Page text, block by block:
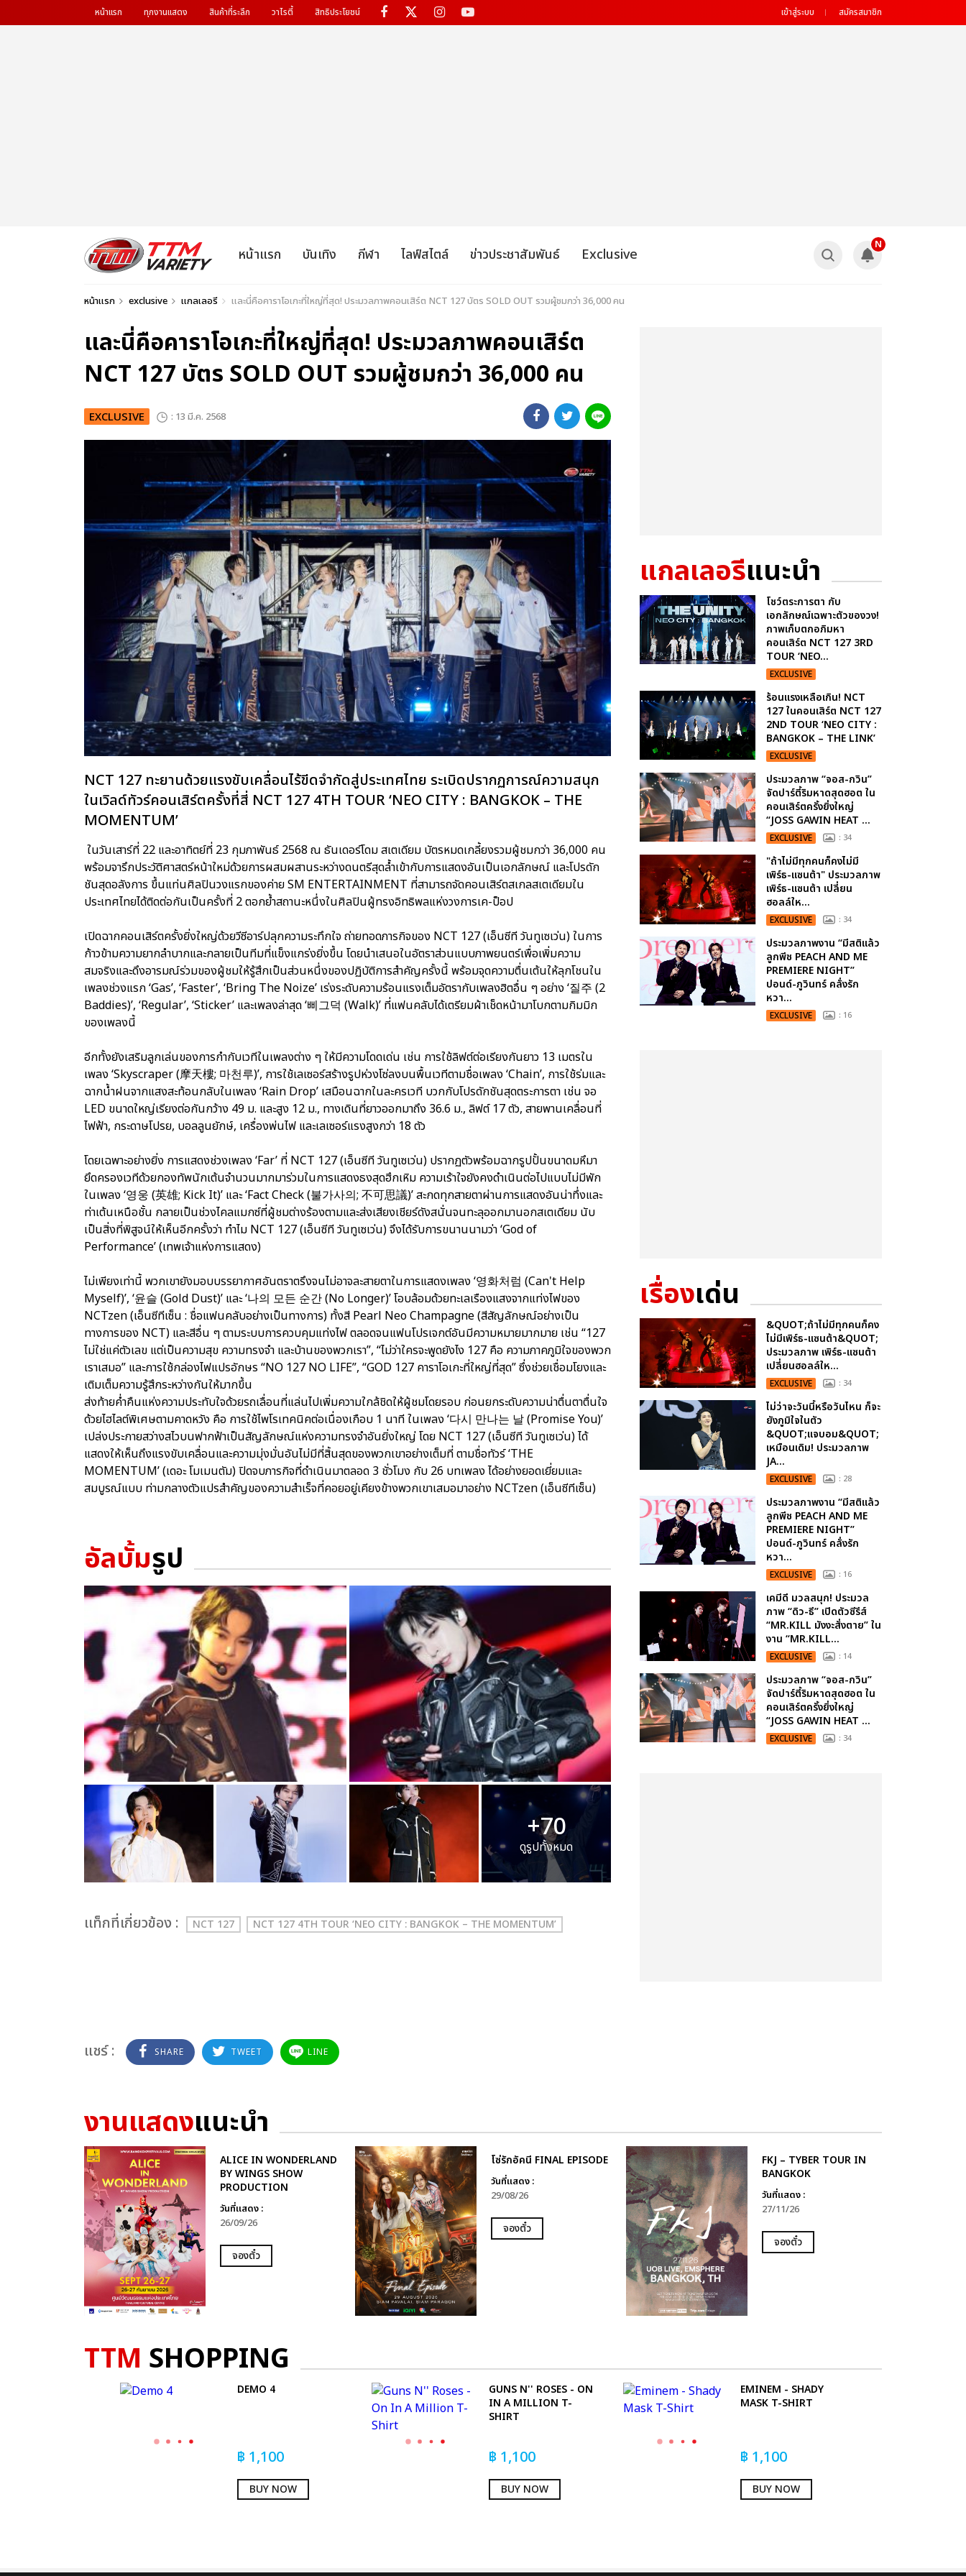
หน้าแรก ทุกงานแสดง สินค้าที่ระลึก วาไรตี้ สิทธิประโยชน์ เข้าสู่ระบบ สมัครสมาชิก
หน้าแรก บันเทิง กีฬา ไลฟ์สไตล์ ข่าวประชาสัมพันธ์ Exclusive
N
หน้าแรก exclusive แกลเลอรี และนี่คือคาราโอเกะที่ใหญ่ที่สุด! ประมวลภาพคอนเสิร์ต NCT 127 บัตร SOLD OUT รวมผู้ชมกว่า 36,000 คน
และนี่คือคาราโอเกะที่ใหญ่ที่สุด! ประมวลภาพคอนเสิร์ต
NCT 127 บัตร SOLD OUT รวมผู้ชมกว่า 36,000 คน
EXCLUSIVE : 13 มี.ค. 2568
NCT 127 ทะยานด้วยแรงขับเคลื่อนไร้ขีดจำกัดสู่ประเทศไทย ระเบิดปรากฏการณ์ความสนุก
ในเวิลด์ทัวร์คอนเสิร์ตครั้งที่สี่ NCT 127 4TH TOUR ‘NEO CITY : BANGKOK – THE
MOMENTUM’
ในวันเสาร์ที่ 22 และอาทิตย์ที่ 23 กุมภาพันธ์ 2568 ณ ธันเดอร์โดม สเตเดียม บัตรหมดเกลี้ยงรวมผู้ชมกว่า 36,000 คน
พร้อมจารึกประวัติศาสตร์หน้าใหม่ด้วยการผสมผสานระหว่างดนตรีสุดล้ำเข้ากับการแสดงอันเป็นเอกลักษณ์ และโปรดัก
ชันสุดอลังการ ขึ้นแท่นศิลปินวงแรกของค่าย SM ENTERTAINMENT ที่สามารถจัดคอนเสิร์ตสเกลสเตเดียมใน
ประเทศไทยได้ติดต่อกันเป็นครั้งที่ 2 ตอกย้ำสถานะหนึ่งในศิลปินผู้ทรงอิทธิพลแห่งวงการเค-ป็อป
เปิดฉากคอนเสิร์ตครั้งยิ่งใหญ่ด้วยวีซีอาร์ปลุกความระทึกใจ ถ่ายทอดภารกิจของ NCT 127 (เอ็นซีที วันทูเซเว่น) ในการ
ก้าวข้ามความยากลำบากและกลายเป็นทีมที่แข็งแกร่งยิ่งขึ้น โดยนำเสนอในอัตราส่วนแบบภาพยนตร์เพื่อเพิ่มความ
สมจริงและดึงอารมณ์ร่วมของผู้ชมให้รู้สึกเป็นส่วนหนึ่งของปฏิบัติการสำคัญครั้งนี้ พร้อมจุดความตื่นเต้นให้ลุกโชนใน
เพลงช่วงแรก ‘Gas’, ‘Faster’, ‘Bring The Noize’ เร่งระดับความร้อนแรงเต็มอัตรากับเพลงฮิตอื่น ๆ อย่าง ‘질주 (2
Baddies)’, ‘Regular’, ‘Sticker’ และเพลงล่าสุด ‘삐그덕 (Walk)’ ที่แฟนคลับได้เตรียมผ้าเช็ดหน้ามาโบกตามกิมมิก
ของเพลงนี้
อีกทั้งยังเสริมลูกเล่นของการกำกับเวทีในเพลงต่าง ๆ ให้มีความโดดเด่น เช่น การใช้ลิฟต์ต่อเรียงกันยาว 13 เมตรใน
เพลง ‘Skyscraper (摩天樓; 마천루)’, การใช้เลเซอร์สร้างรูปห่วงโซ่ลงบนพื้นเวทีตามชื่อเพลง ‘Chain’, การใช้ร่มและ
ฉากน้ำฝนจากแสงสะท้อนกลับในเพลง ‘Rain Drop’ เสมือนฉากในละครเวที บวกกับโปรดักชันสุดตระการตา เช่น จอ
LED ขนาดใหญ่เรียงต่อกันกว้าง 49 ม. และสูง 12 ม., ทางเดินที่ยาวออกมาถึง 36.6 ม., ลิฟต์ 17 ตัว, สายพานเคลื่อนที่
ไฟฟ้า, กระดาษโปรย, บอลลูนยักษ์, เครื่องพ่นไฟ และเลเซอร์แรงสูงกว่า 18 ตัว
โดยเฉพาะอย่างยิ่ง การแสดงช่วงเพลง ‘Far’ ที่ NCT 127 (เอ็นซีที วันทูเซเว่น) ปรากฏตัวพร้อมฉากรูปปั้นขนาดมหึมา
ยึดครองเวทีด้วยกองทัพนักเต้นจำนวนมากมาร่วมในการแสดงธงสุดฮึกเหิม ความเร้าใจยังคงดำเนินต่อไปแบบไม่มีพัก
ในเพลง ‘영웅 (英雄; Kick It)’ และ ‘Fact Check (불가사의; 不可思議)’ สะกดทุกสายตาผ่านการแสดงอันน่าทึ่งและ
ท่าเต้นเหนือชั้น กลายเป็นช่วงไคลแมกซ์ที่ผู้ชมต่างร้องตามและส่งเสียงเชียร์ดังสนั่นจนทะลุออกมานอกสเตเดียม นับ
เป็นสิ่งที่พิสูจน์ให้เห็นอีกครั้งว่า ทำไม NCT 127 (เอ็นซีที วันทูเซเว่น) จึงได้รับการขนานนามว่า ‘God of
Performance’ (เทพเจ้าแห่งการแสดง)
ไม่เพียงเท่านี้ พวกเขายังมอบบรรยากาศอันตราตรึงจนไม่อาจละสายตาในการแสดงเพลง ‘영화처럼 (Can't Help
Myself)’, ‘윤슬 (Gold Dust)’ และ ‘나의 모든 순간 (No Longer)’ โอบล้อมด้วยทะเลเรืองแสงจากแท่งไฟของ
NCTzen (เอ็นซีทีเซ็น : ชื่อแฟนคลับอย่างเป็นทางการ) ทั้งสี Pearl Neo Champagne (สีสัญลักษณ์อย่างเป็น
ทางการของ NCT) และสีอื่น ๆ ตามระบบการควบคุมแท่งไฟ ตลอดจนแฟนโปรเจกต์อันมีความหมายมากมาย เช่น “127
ไม่ใช่แค่ตัวเลข แต่เป็นความสุข ความทรงจำ และบ้านของพวกเรา”, “ไม่ว่าใครจะพูดยังไง 127 คือ ความภาคภูมิใจของพวก
เราเสมอ” และการใช้กล่องไฟแปรอักษร “NO 127 NO LIFE”, “GOD 127 คาราโอเกะที่ใหญ่ที่สุด” ซึ่งช่วยเชื่อมโยงและ
เติมเต็มความรู้สึกระหว่างกันให้มากขึ้น
ส่งท้ายค่ำคืนแห่งความประทับใจด้วยรถเลื่อนที่แล่นไปเพิ่มความใกล้ชิดให้ผู้ชมโดยรอบ ก่อนยกระดับความน่าตื่นตาตื่นใจ
ด้วยไฮไลต์พิเศษตามคาดหวัง คือ การใช้ไพโรเทคนิคต่อเนื่องเกือบ 1 นาที ในเพลง ‘다시 만나는 날 (Promise You)’
เปล่งประกายสว่างสไวบนฟากฟ้าเป็นสัญลักษณ์แห่งความทรงจำอันยิ่งใหญ่ โดย NCT 127 (เอ็นซีที วันทูเซเว่น) ได้
แสดงให้เห็นถึงแรงขับเคลื่อนและความมุ่งมั่นอันไม่มีที่สิ้นสุดของพวกเขาอย่างเต็มที่ ตามชื่อทัวร์ ‘THE
MOMENTUM’ (เดอะ โมเมนตัม) ปิดจบภารกิจที่ดำเนินมาตลอด 3 ชั่วโมง กับ 26 บทเพลง ได้อย่างยอดเยี่ยมและ
สมบูรณ์แบบ ท่ามกลางตัวแปรสำคัญของความสำเร็จที่คอยอยู่เคียงข้างพวกเขาเสมอมาอย่าง NCTzen (เอ็นซีทีเซ็น)
อัลบั้มรูป
+70
ดูรูปทั้งหมด
เเท็กที่เกี่ยวข้อง : NCT 127 NCT 127 4TH TOUR ‘NEO CITY : BANGKOK – THE MOMENTUM’
แชร์ : SHARE TWEET LINE
แกลเลอรีแนะนำ
โชว์ตระการตา กับ
เอกลักษณ์เฉพาะตัวของวง!
ภาพเก็บตกอภิมหา
คอนเสิร์ต NCT 127 3RD
TOUR ‘NEO...
EXCLUSIVE
ร้อนแรงเหลือเกิน! NCT
127 ในคอนเสิร์ต NCT 127
2ND TOUR ‘NEO CITY :
BANGKOK – THE LINK’
EXCLUSIVE
ประมวลภาพ “จอส-กวิน”
จัดปาร์ตี้ริมหาดสุดฮอต ใน
คอนเสิร์ตครั้งยิ่งใหญ่
“JOSS GAWIN HEAT ...
EXCLUSIVE : 34
"ถ้าไม่มีทุกคนก็คงไม่มี
เพิร์ธ-แซนต้า" ประมวลภาพ
เพิร์ธ-แซนต้า เปลี่ยน
ฮอลล์ให...
EXCLUSIVE : 34
ประมวลภาพงาน “มีสติแล้ว
ลูกพีช PEACH AND ME
PREMIERE NIGHT”
ปอนด์-ภูวินทร์ คลั่งรัก
หวา...
EXCLUSIVE : 16
เรื่องเด่น
&QUOT;ถ้าไม่มีทุกคนก็คง
ไม่มีเพิร์ธ-แซนต้า&QUOT;
ประมวลภาพ เพิร์ธ-แซนต้า
เปลี่ยนฮอลล์ให...
EXCLUSIVE : 34
ไม่ว่าจะวันนี้หรือวันไหน ก็จะ
ยังภูมิใจในตัว
&QUOT;แจบอม&QUOT;
เหมือนเดิม! ประมวลภาพ
JA...
EXCLUSIVE : 28
ประมวลภาพงาน “มีสติแล้ว
ลูกพีช PEACH AND ME
PREMIERE NIGHT”
ปอนด์-ภูวินทร์ คลั่งรัก
หวา...
EXCLUSIVE : 16
เคมีดี มวลสนุก! ประมวล
ภาพ “ดิว-ธี” เปิดตัวซีรีส์
“MR.KILL มังงะสั่งตาย” ใน
งาน “MR.KILL...
EXCLUSIVE : 14
ประมวลภาพ “จอส-กวิน”
จัดปาร์ตี้ริมหาดสุดฮอต ใน
คอนเสิร์ตครั้งยิ่งใหญ่
“JOSS GAWIN HEAT ...
EXCLUSIVE : 34
งานแสดงแนะนำ
ALICE IN WONDERLAND
BY WINGS SHOW
PRODUCTION
วันที่แสดง :
26/09/26
จองตั๋ว
โซ่รักอัคนี FINAL EPISODE
วันที่แสดง :
29/08/26
จองตั๋ว
FKJ – TYBER TOUR IN
BANGKOK
วันที่แสดง :
27/11/26
จองตั๋ว
TTM SHOPPING
DEMO 4
฿ 1,100
BUY NOW
GUNS N'' ROSES - ON
IN A MILLION T-
SHIRT
฿ 1,100
BUY NOW
EMINEM - SHADY
MASK T-SHIRT
฿ 1,100
BUY NOW